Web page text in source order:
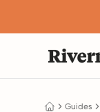
Guides